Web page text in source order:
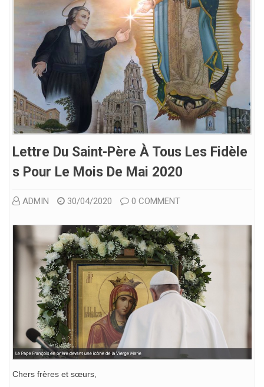
Lettre Du Saint-Père À Tous Les Fidèle
S Pour Le Mois De Mai 2020
ADMIN 30/04/2020 0 COMMENT
Chers frères et sœurs,